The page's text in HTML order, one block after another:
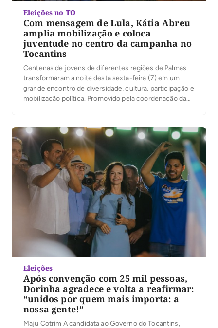
Eleições no TO
Com mensagem de Lula, Kátia Abreu
amplia mobilização e coloca
juventude no centro da campanha no
Tocantins
Centenas de jovens de diferentes regiões de Palmas
transformaram a noite desta sexta-feira (7) em um
grande encontro de diversidade, cultura, participação e
mobilização política. Promovido pela coordenação da
o evento reuniu jovens de Palmas em torno de […]
Eleições
Após convenção com 25 mil pessoas,
Dorinha agradece e volta a reafirmar:
“unidos por quem mais importa: a
nossa gente!”
Maju Cotrim A candidata ao Governo do Tocantins,